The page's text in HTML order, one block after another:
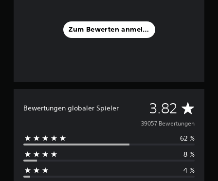
Zum Bewerten anmelden
Bewertungen globaler Spieler 3.82 D
u
r
c
39057 Bewertungen
62 %
8 %
4 %